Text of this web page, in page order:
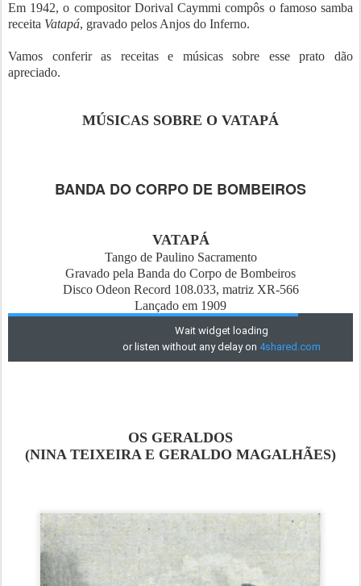
Em 1942, o compositor Dorival Caymmi compôs o famoso samba
receita Vatapá, gravado pelos Anjos do Inferno.
Vamos conferir as receitas e músicas sobre esse prato dão
apreciado.
MÚSICAS SOBRE O VATAPÁ
BANDA DO CORPO DE BOMBEIROS
VATAPÁ
Tango de Paulino Sacramento
Gravado pela Banda do Corpo de Bombeiros
Disco Odeon Record 108.033, matriz XR-566
Lançado em 1909
OS GERALDOS
(NINA TEIXEIRA E GERALDO MAGALHÃES)